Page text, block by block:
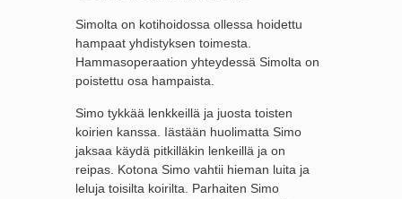
Simolta on kotihoidossa ollessa hoidettu
hampaat yhdistyksen toimesta.
Hammasoperaation yhteydessä Simolta on
poistettu osa hampaista.
Simo tykkää lenkkeillä ja juosta toisten
koirien kanssa. Iästään huolimatta Simo
jaksaa käydä pitkilläkin lenkeillä ja on
reipas. Kotona Simo vahtii hieman luita ja
leluja toisilta koirilta. Parhaiten Simo